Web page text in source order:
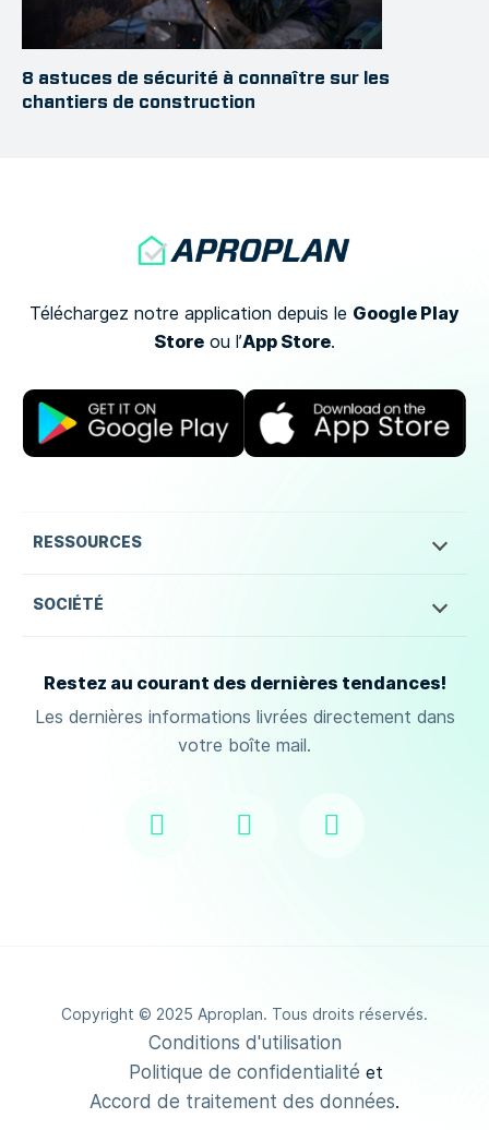
8 astuces de sécurité à connaître sur les
chantiers de construction
Téléchargez notre application depuis le Google Play
Store ou l’App Store.
RESSOURCES
SOCIÉTÉ
Restez au courant des dernières tendances!
Les dernières informations livrées directement dans
votre boîte mail.
Copyright © 2025 Aproplan. Tous droits réservés.
Conditions d'utilisation
Politique de confidentialité et
Accord de traitement des données.